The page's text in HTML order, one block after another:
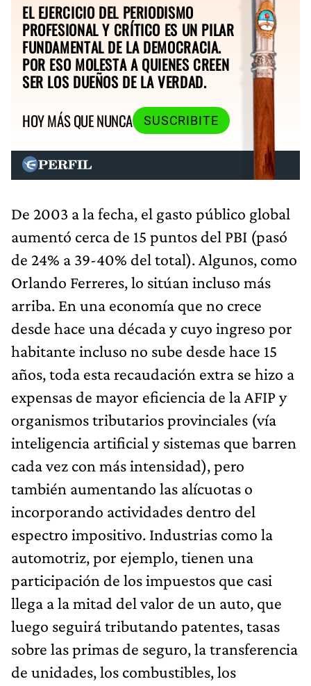
EL EJERCICIO DEL PERIODISMO
PROFESIONAL Y CRÍTICO ES UN PILAR
FUNDAMENTAL DE LA DEMOCRACIA.
POR ESO MOLESTA A QUIENES CREEN
SER LOS DUEÑOS DE LA VERDAD.
HOY MÁS QUE NUNCA
SUSCRIBITE
De 2003 a la fecha, el gasto público global
aumentó cerca de 15 puntos del PBI (pasó
de 24% a 39-40% del total). Algunos, como
Orlando Ferreres, lo sitúan incluso más
arriba. En una economía que no crece
desde hace una década y cuyo ingreso por
habitante incluso no sube desde hace 15
años, toda esta recaudación extra se hizo a
expensas de mayor eficiencia de la AFIP y
organismos tributarios provinciales (vía
inteligencia artificial y sistemas que barren
cada vez con más intensidad), pero
también aumentando las alícuotas o
incorporando actividades dentro del
espectro impositivo. Industrias como la
automotriz, por ejemplo, tienen una
participación de los impuestos que casi
llega a la mitad del valor de un auto, que
luego seguirá tributando patentes, tasas
sobre las primas de seguro, la transferencia
de unidades, los combustibles, los